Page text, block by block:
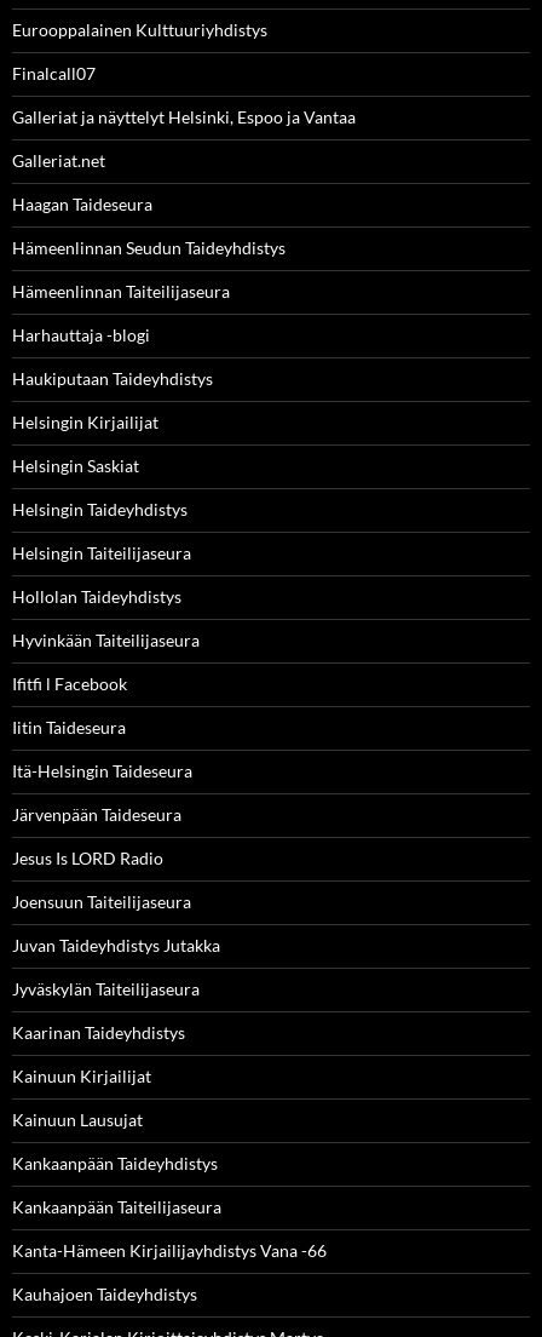
Eurooppalainen Kulttuuriyhdistys
Finalcall07
Galleriat ja näyttelyt Helsinki, Espoo ja Vantaa
Galleriat.net
Haagan Taideseura
Hämeenlinnan Seudun Taideyhdistys
Hämeenlinnan Taiteilijaseura
Harhauttaja -blogi
Haukiputaan Taideyhdistys
Helsingin Kirjailijat
Helsingin Saskiat
Helsingin Taideyhdistys
Helsingin Taiteilijaseura
Hollolan Taideyhdistys
Hyvinkään Taiteilijaseura
Ifitfi l Facebook
Iitin Taideseura
Itä-Helsingin Taideseura
Järvenpään Taideseura
Jesus Is LORD Radio
Joensuun Taiteilijaseura
Juvan Taideyhdistys Jutakka
Jyväskylän Taiteilijaseura
Kaarinan Taideyhdistys
Kainuun Kirjailijat
Kainuun Lausujat
Kankaanpään Taideyhdistys
Kankaanpään Taiteilijaseura
Kanta-Hämeen Kirjailijayhdistys Vana -66
Kauhajoen Taideyhdistys